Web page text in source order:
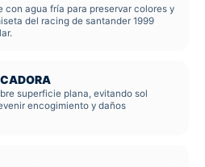
con agua fría para preservar colores y
del racing de santander 1999
superficie plana, evitando sol
encogimiento y daños